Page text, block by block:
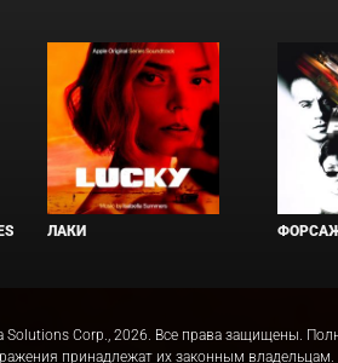
ЛАКИ
Corp., 2026. Все права защищены.
принадлежат их законным владельцам.